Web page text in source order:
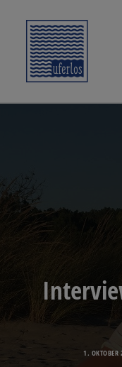
UFERLOSE
SURF-WEAR
1. OKTOBER